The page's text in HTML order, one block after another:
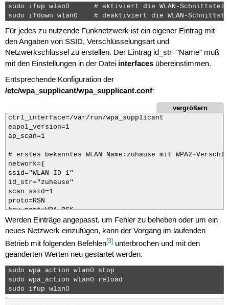
# erstes bekanntes WLAN Name:zuhause mit DHCP
iface zuhause inet dhcp
# zweites bekanntes WLAN Name:uni mit statischer IP-
iface uni inet static
address 192.168.0.20
netmask 255.255.255.0
network 192.168.0.255
gateway 192.168.0.1
# verbindet sich mit allen unverschlüsselten
iface offen inet dhcp
# Optional - Schnittstelle automatisch aktivieren
sudo ifup wlan0      # aktiviert die WLAN-
sudo ifdown wlan0    # deaktiviert die WLAN-
Für jedes zu nutzende Funknetzwerk ist ein eigener Eintrag mit
den Angaben von SSID, Verschlüsselungsart und
Netzwerkschlüssel zu erstellen. Der Eintrag id_str="Name" muß
mit den Einstellungen in der Datei interfacesübereinstimmen.
Entsprechende Konfiguration der
/etc/wpa_supplicant/wpa_supplicant.conf:
vergrößern
ctrl_interface=/var/run/wpa_supplicant
eapol_version=1
ap_scan=1
# erstes bekanntes WLAN Name:zuhause mit WPA2-
network={
ssid="WLAN-ID 1"
id_str="zuhause"
scan_ssid=1
proto=RSN
key_mgmt=WPA-PSK
pairwise=CCMP
group=TKIP CCMP
psk="WPA2 Netzwerkschlüssel"
}
# zweites bekanntes WLAN Name:uni mit WPA-
network={
ssid="WLAN-ID 2"
id_str="uni"
Werden Einträge angepasst, um Fehler zu beheben oder um ein
neues Netzwerk einzufügen, kann der Vorgang im laufenden
Betrieb mit folgenden Befehlen[3]unterbrochen und mit den
geänderten Werten neu gestartet werden:
sudo wpa_action wlan0 stop
sudo wpa_action wlan0 reload
sudo ifup wlan0